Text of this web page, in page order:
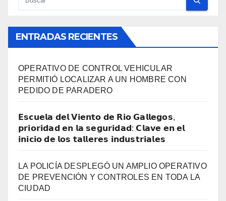
ENTRADAS RECIENTES
OPERATIVO DE CONTROL VEHICULAR
PERMITIÓ LOCALIZAR A UN HOMBRE CON
PEDIDO DE PARADERO
𝗘𝘀𝗰𝘂𝗲𝗹𝗮 𝗱𝗲𝗹 𝗩𝗶𝗲𝗻𝘁𝗼 𝗱𝗲 𝗥𝗶𝗼 𝗚𝗮𝗹𝗹𝗲𝗴𝗼𝘀,
𝗽𝗿𝗶𝗼𝗿𝗶𝗱𝗮𝗱 𝗲𝗻 𝗹𝗮 𝘀𝗲𝗴𝘂𝗿𝗶𝗱𝗮𝗱: 𝗖𝗹𝗮𝘃𝗲 𝗲𝗻 𝗲𝗹
𝗶𝗻𝗶𝗰𝗶𝗼 𝗱𝗲 𝗹𝗼𝘀 𝘁𝗮𝗹𝗹𝗲𝗿𝗲𝘀 𝗶𝗻𝗱𝘂𝘀𝘁𝗿𝗶𝗮𝗹𝗲𝘀
LA POLICÍA DESPLEGÓ UN AMPLIO OPERATIVO
DE PREVENCIÓN Y CONTROLES EN TODA LA
CIUDAD